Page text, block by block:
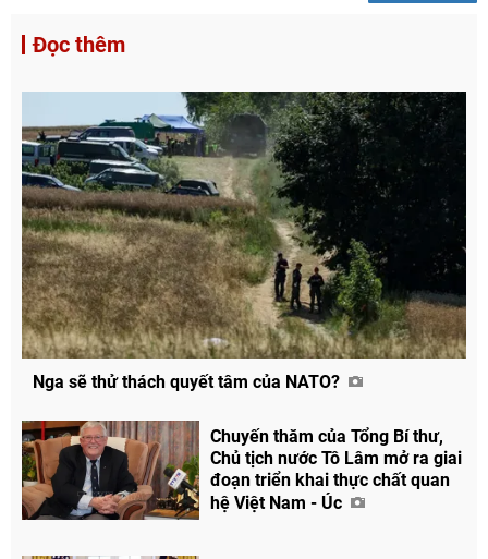
Đọc thêm
Nga sẽ thử thách quyết tâm của NATO?
Chuyến thăm của Tổng Bí thư,
Chủ tịch nước Tô Lâm mở ra giai
đoạn triển khai thực chất quan
hệ Việt Nam - Úc